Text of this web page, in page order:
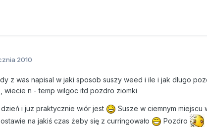
2010
z was napisal w jaki sposob suszy weed i ile i jak dlugo
wiecie n - temp wilgoc itd pozdro ziomki
i juz praktycznie wiór jest
Susze w ciemnym miejscu
na jakiś czas żeby się z curringowało
Pozdro